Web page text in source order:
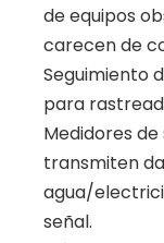
de equipos
carecen de
Seguimiento
para
Medidores
transmiten
agua/
señal.